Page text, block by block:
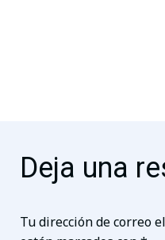
Deja una
Tu dirección de correo